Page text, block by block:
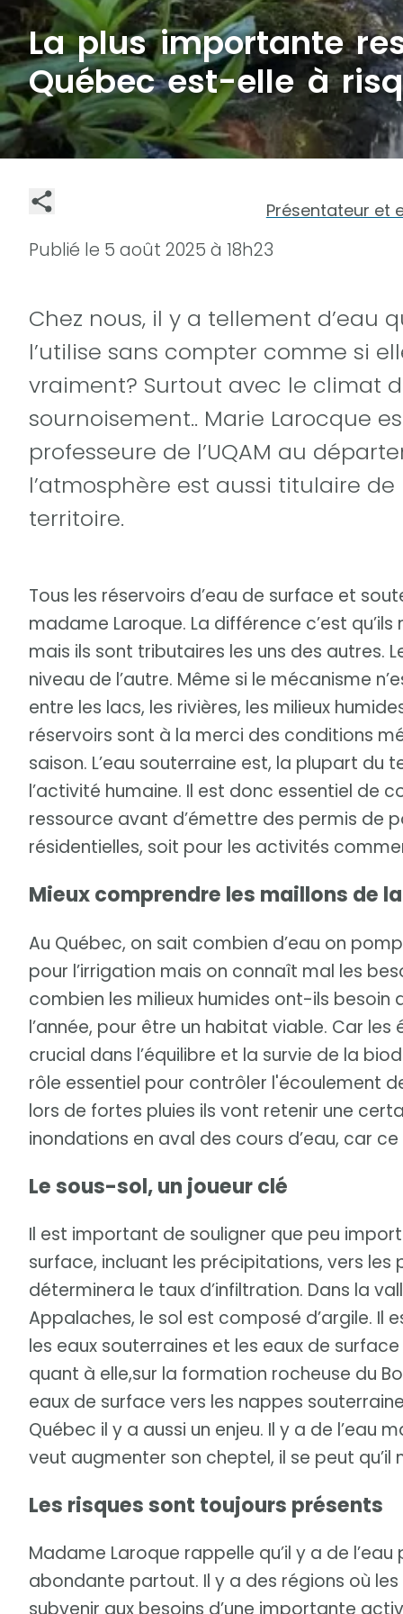
La plus importante
Québec est-elle à
Présentateur et
Publié le 5 août 2025 à 18h23
Chez nous, il y a tellement d’eau
l’utilise sans compter comme si
vraiment? Surtout avec le climat
sournoisement.. Marie Larocque
professeure de l’UQAM au
l’atmosphère est aussi titulaire
territoire.
Tous les réservoirs d’eau de surface et
madame Laroque. La différence c’est
mais ils sont tributaires les uns des autres.
niveau de l’autre. Même si le mécanisme
entre les lacs, les rivières, les milieux
réservoirs sont à la merci des conditions
saison. L’eau souterraine est, la plupart du
l’activité humaine. Il est donc essentiel de
ressource avant d’émettre des permis de
résidentielles, soit pour les activités
Mieux comprendre les maillons de
Au Québec, on sait combien d’eau on
pour l’irrigation mais on connaît mal les
combien les milieux humides ont-ils
l’année, pour être un habitat viable. Car
crucial dans l’équilibre et la survie de la
rôle essentiel pour contrôler l'écoulement
lors de fortes pluies ils vont retenir une
inondations en aval des cours d’eau, car
Le sous-sol, un joueur clé
Il est important de souligner que peu
surface, incluant les précipitations, vers
déterminera le taux d’infiltration. Dans la
Appalaches, le sol est composé d’argile. Il
les eaux souterraines et les eaux de
quant à elle,sur la formation rocheuse du
eaux de surface vers les nappes
Québec il y a aussi un enjeu. Il y a de l’eau
veut augmenter son cheptel, il se peut qu’il
Les risques sont toujours présents
Madame Laroque rappelle qu’il y a de
abondante partout. Il y a des régions où